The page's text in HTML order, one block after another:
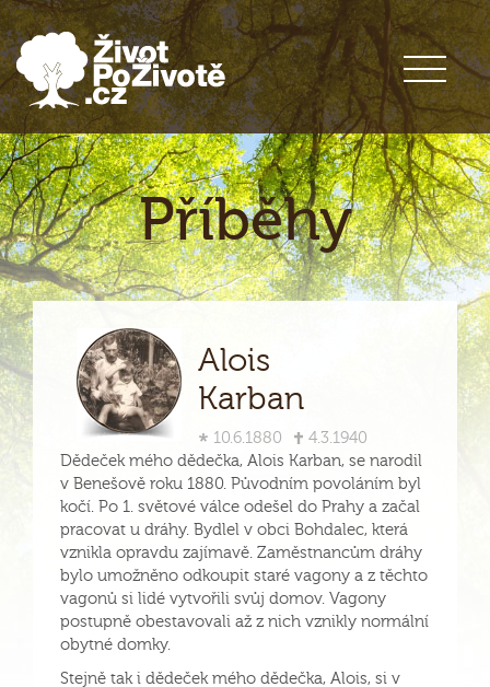
Příběhy
Alois
Karban
10.6.1880
4.3.1940
Dědeček mého dědečka, Alois Karban, se narodil
v Benešově roku 1880. Původním povoláním byl
kočí. Po 1. světové válce odešel do Prahy a začal
pracovat u dráhy. Bydlel v obci Bohdalec, která
vznikla opravdu zajímavě. Zaměstnancům dráhy
bylo umožněno odkoupit staré vagony a z těchto
vagonů si lidé vytvořili svůj domov. Vagony
postupně obestavovali až z nich vznikly normální
obytné domky.
Stejně tak i dědeček mého dědečka, Alois, si v